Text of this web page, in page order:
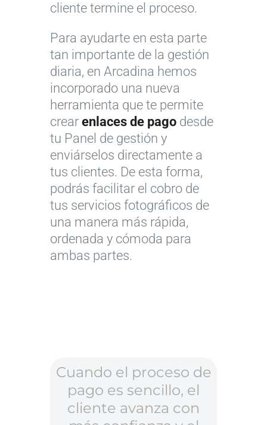
cliente termine el proceso.
Para ayudarte en esta parte
tan importante de la gestión
diaria, en Arcadina hemos
incorporado una nueva
herramienta que te permite
crear enlaces de pago desde
tu Panel de gestión y
enviárselos directamente a
tus clientes. De esta forma,
podrás facilitar el cobro de
tus servicios fotográficos de
una manera más rápida,
ordenada y cómoda para
ambas partes.
Cuando el proceso de
pago es sencillo, el
cliente avanza con